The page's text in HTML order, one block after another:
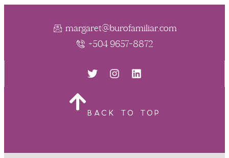
margaret@burofamiliar.com
+504 9657-8872
BACK TO TOP